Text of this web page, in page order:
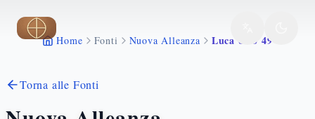
Vai al contenuto principale
Home Fonti Nuova Alleanza Luca 6 20 49
Torna alle Fonti